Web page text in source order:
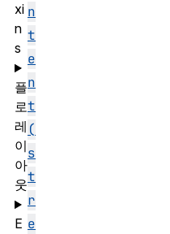
n
t
e
n
t
(
s
t
r
e
xi
n
s
플
로
레
이
아
웃
E